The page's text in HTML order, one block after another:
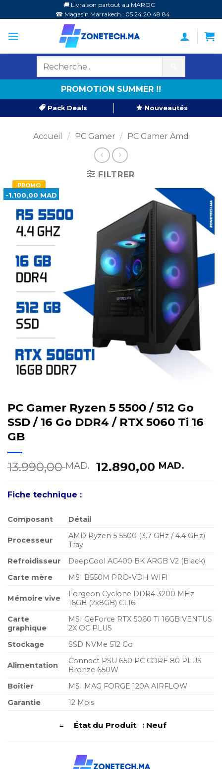
au
contenu
🚚 Livraison partout au MAROC
☎ Magasin Marrakech : 05 24 20 48 84
PROMOTION SUMMER !!
Pack Deals Nouveautés
Accueil / PC Gamer / PC Gamer Amd
FILTRER
PROMO
-1.100,00 MAD
PC Gamer Ryzen 5 5500 / 512 Go
SSD / 16 Go DDR4 / RTX 5060 Ti 16
GB
13.990,00MAD.
Le
12.890,00 MAD.
Fiche technique :
Composant Détail
Processeur
AMD Ryzen 5 5500 (3.7 GHz / 4.4 GHz)
Tray
Refroidisseur
DeepCool AG400 BK ARGB V2 (Black)
Carte mère
MSI B550M PRO-VDH WIFI
Mémoire vive
Forgeon Cyclone DDR4 3200 MHz
16GB (2x8GB) CL16
Carte
graphique
MSI GeForce RTX 5060 Ti 16GB VENTUS
2X OC PLUS
Stockage
SSD NVMe 512 Go
Alimentation
Connect PSU 650 PC CORE 80 PLUS
Bronze 650W
Boîtier
MSI MAG FORGE 120A AIRFLOW
Garantie
12 Mois
≡ État du Produit : Neuf